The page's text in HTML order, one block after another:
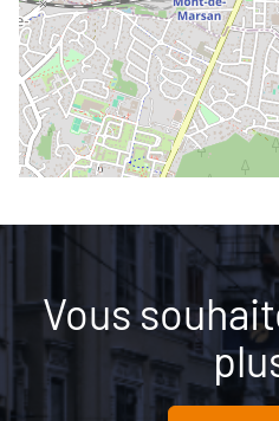
Vous